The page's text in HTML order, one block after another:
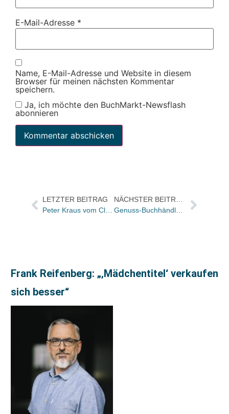
E-Mail-Adresse *
Name, E-Mail-Adresse und Website in diesem
Browser für meinen nächsten Kommentar
speichern.
Ja, ich möchte den BuchMarkt-Newsflash
abonnieren
LETZTER BEITRAG
Peter Kraus vom Cleff: „Wichtiger Schritt für Verlage und die gesamte Kreativbranche“
NÄCHSTER BEITRAG
Genuss-Buchhändler gesucht!
Frank Reifenberg: „‚Mädchentitel‘ verkaufen
sich besser“